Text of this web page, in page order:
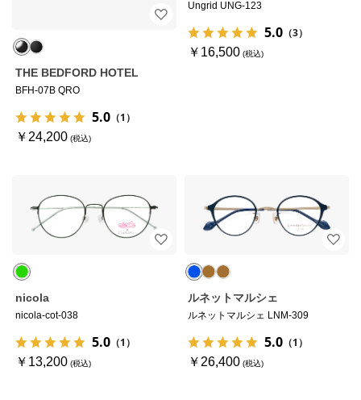
THE BEDFORD HOTEL
BFH-07B QRO
5.0 （1）
￥24,200
Ungrid UNG-123
5.0 （3）
￥16,500
nicola
nicola-cot-038
5.0 （1）
￥13,200
ルネットマルシェ
ルネットマルシェ LNM-309
5.0 （1）
￥26,400